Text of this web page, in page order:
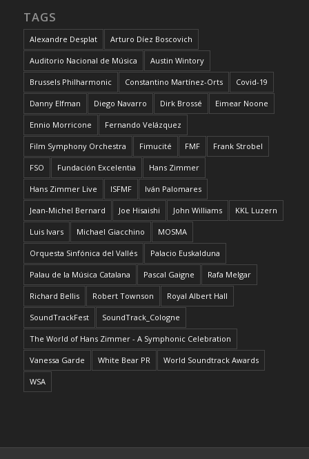
TAGS
Alexandre Desplat Arturo Díez Boscovich
Auditorio Nacional de Música Austin Wintory
Brussels Philharmonic Constantino Martínez-Orts Covid-19
Danny Elfman Diego Navarro Dirk Brossé Eimear Noone
Ennio Morricone Fernando Velázquez
Film Symphony Orchestra Fimucité FMF Frank Strobel
FSO Fundación Excelentia Hans Zimmer
Hans Zimmer Live ISFMF Iván Palomares
Jean-Michel Bernard Joe Hisaishi John Williams KKL Luzern
Luis Ivars Michael Giacchino MOSMA
Orquesta Sinfónica del Vallés Palacio Euskalduna
Palau de la Música Catalana Pascal Gaigne Rafa Melgar
Richard Bellis Robert Townson Royal Albert Hall
SoundTrackFest SoundTrack_Cologne
The World of Hans Zimmer - A Symphonic Celebration
Vanessa Garde White Bear PR World Soundtrack Awards
WSA